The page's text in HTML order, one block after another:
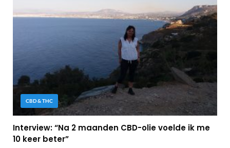
CBD & THC
Interview: “Na 2 maanden CBD-olie voelde ik me
10 keer beter”